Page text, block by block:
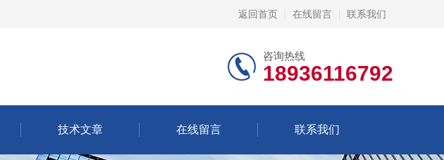
返回首页 在线留言 联系我们
咨询热线
18936116792
技术文章 在线留言 联系我们